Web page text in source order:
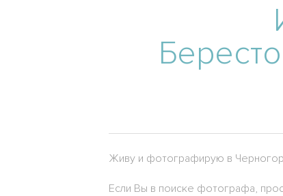
Живу и фотографирую в
Если Вы в поиске фотографа,